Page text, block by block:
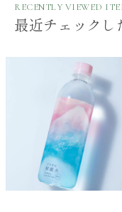
RECENTLY VIEWED
最近チェックし